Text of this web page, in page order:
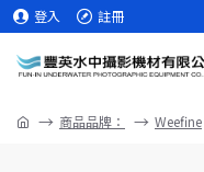
登入 註冊
商品品牌： Weefine